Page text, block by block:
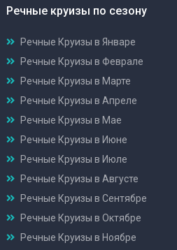
Речные круизы по сезону
Речные Круизы в Январе
Речные Круизы в Феврале
Речные Круизы в Марте
Речные Круизы в Апреле
Речные Круизы в Мае
Речные Круизы в Июне
Речные Круизы в Июле
Речные Круизы в Августе
Речные Круизы в Сентябре
Речные Круизы в Октябре
Речные Круизы в Ноябре